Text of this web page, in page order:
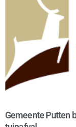
Gemeente Putten